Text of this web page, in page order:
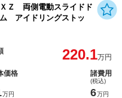
Ｚ 両側電動スライドド
アイドリングストッ
220.1万円
価格
万円
諸費用
(税込)
6万円